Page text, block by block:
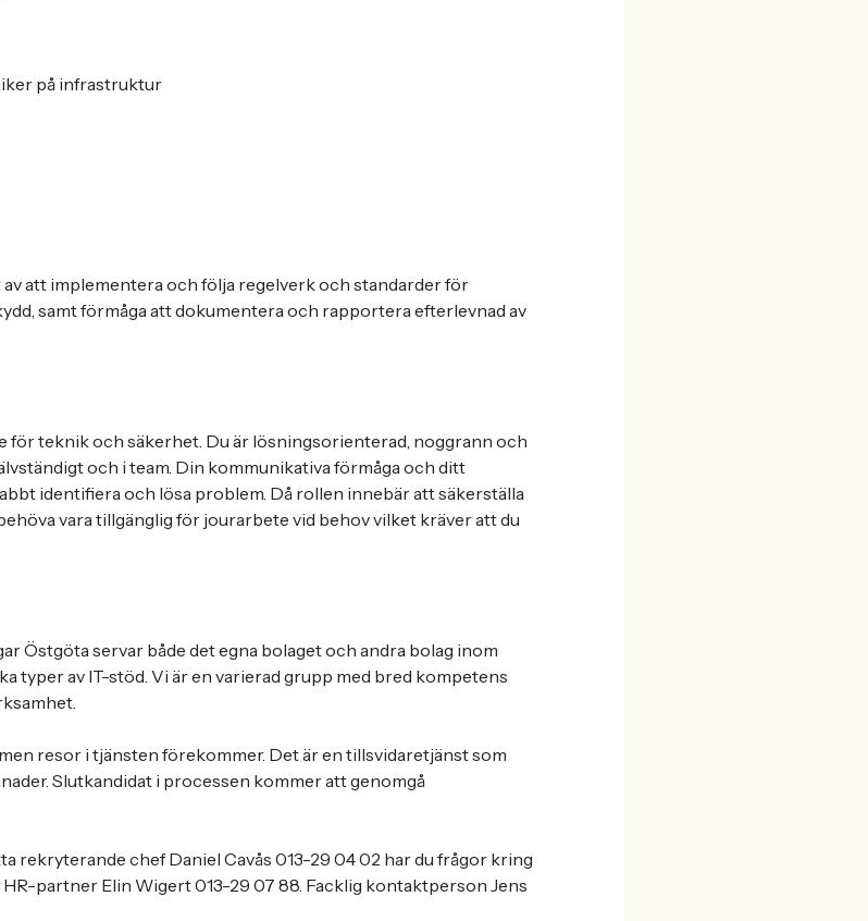
på infrastruktur
att implementera och följa regelverk och standarder för
samt förmåga att dokumentera och rapportera efterlevnad av
teknik och säkerhet. Du är lösningsorienterad, noggrann och
och i team. Din kommunikativa förmåga och ditt
identifiera och lösa problem. Då rollen innebär att säkerställa
vara tillgänglig för jourarbete vid behov vilket kräver att du
Östgöta servar både det egna bolaget och andra bolag inom
typer av IT-stöd. Vi är en varierad grupp med bred kompetens
resor i tjänsten förekommer. Det är en tillsvidaretjänst som
Slutkandidat i processen kommer att genomgå
rekryterande chef Daniel Cavås 013-29 04 02 har du frågor kring
partner Elin Wigert 013-29 07 88. Facklig kontaktperson Jens